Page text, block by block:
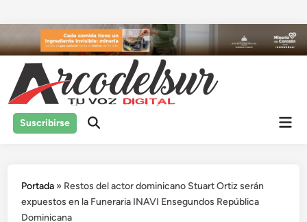
al
contenido
Suscribirse
Portada » Restos del actor dominicano Stuart Ortiz serán
expuestos en la Funeraria INAVI Ensegundos República
Dominicana